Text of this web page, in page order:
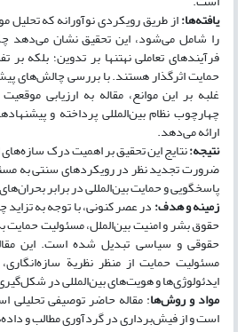
یافته‌ها:از طریق رویکردی نوآورانه که تحلیل
را شامل می‌شود، این تحقیق نشان می‌دهد
فرآیندهای تعاملی نه­تنها بر تدوین؛ بلکه
حمایت اثرگذار هستند. با بررسی چالش‌های
غلبه بر این موانع، مقاله به ارزیابی
چهارچوب نظام بین‌المللی پرداخته و
ارائه می‌دهد.
نتیجه:نتایج این تحقیق بر اهمیت درک
ضرورت تجدید نظر در رویکردهای سنتی به
پاسخ­گویی و حمایت بین‌المللی در برابر
زمینه و هدف:در عصر کنونی، با توجه به
حقوق بشر و امنیت بین‌الملل، مسئولیت
حقوقی و سیاسی تبدیل شده است. این
مسئولیت حمایت از منظر نظریة
ایدئولوژی‌ها و هویت‌های بین‌المللی در
مواد و روش‌ها: مقاله حاضر توصیفی تحلیلی
است و از فیش‌برداری در گردآوری مطالب و